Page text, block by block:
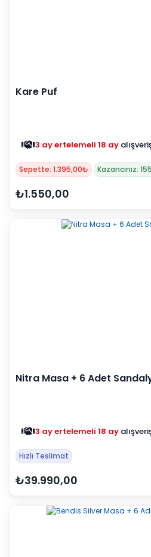
Kare Puf
3 ay ertelemeli 18 ay
Sepette: 1.395,00₺ Kazancınız:
₺1.550,00
Nitra Masa + 6 Adet
3 ay ertelemeli 18 ay
Hızlı Teslimat
₺39.990,00